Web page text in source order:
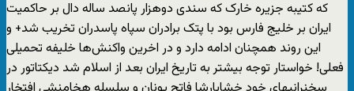
که کتیبه جزیره خارک که سندی دوهزار پانصد ساله دال بر حاکمیت
ایران بر خلیج فارس بود با پتک برادران سپاه پاسدران تخریب شد+ و
این روند همچنان ادامه دارد و در اخرین واکنش‌ها خلیفه تحمیلی
فعلی! خواستار توجه بیشتر به تاریخ ایران بعد از اسلام شد دیکتاتور در